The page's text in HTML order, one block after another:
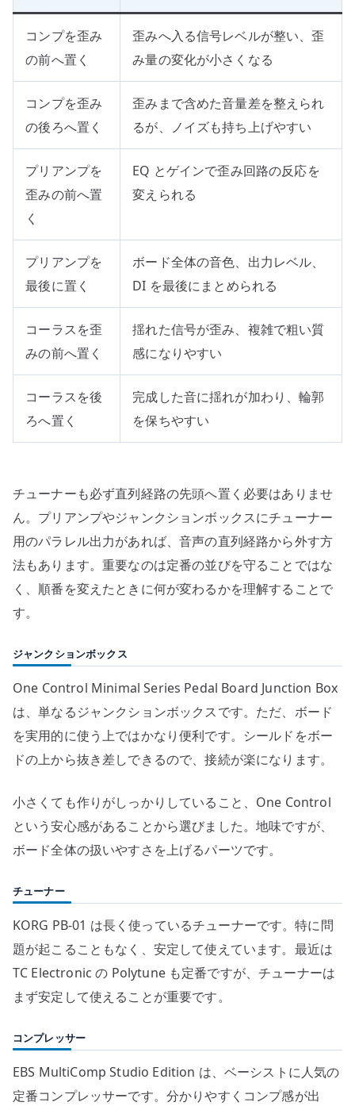
コンプを歪み
の前へ置く
歪みへ入る信号レベルが整い、歪
み量の変化が小さくなる
コンプを歪み
の後ろへ置く
歪みまで含めた音量差を整えられ
るが、ノイズも持ち上げやすい
プリアンプを
歪みの前へ置
く
EQ とゲインで歪み回路の反応を
変えられる
プリアンプを
最後に置く
ボード全体の音色、出力レベル、
DI を最後にまとめられる
コーラスを歪
みの前へ置く
揺れた信号が歪み、複雑で粗い質
感になりやすい
コーラスを後
ろへ置く
完成した音に揺れが加わり、輪郭
を保ちやすい
チューナーも必ず直列経路の先頭へ置く必要はありませ
ん。プリアンプやジャンクションボックスにチューナー
用のパラレル出力があれば、音声の直列経路から外す方
法もあります。重要なのは定番の並びを守ることではな
く、順番を変えたときに何が変わるかを理解することで
す。
ジャンクションボックス
One Control Minimal Series Pedal Board Junction Box
は、単なるジャンクションボックスです。ただ、ボード
を実用的に使う上ではかなり便利です。シールドをボー
ドの上から抜き差しできるので、接続が楽になります。
小さくても作りがしっかりしていること、One Control
という安心感があることから選びました。地味ですが、
ボード全体の扱いやすさを上げるパーツです。
チューナー
KORG PB-01 は長く使っているチューナーです。特に問
題が起こることもなく、安定して使えています。最近は
TC Electronic の Polytune も定番ですが、チューナーは
まず安定して使えることが重要です。
コンプレッサー
EBS MultiComp Studio Edition は、ベーシストに人気の
定番コンプレッサーです。分かりやすくコンプ感が出